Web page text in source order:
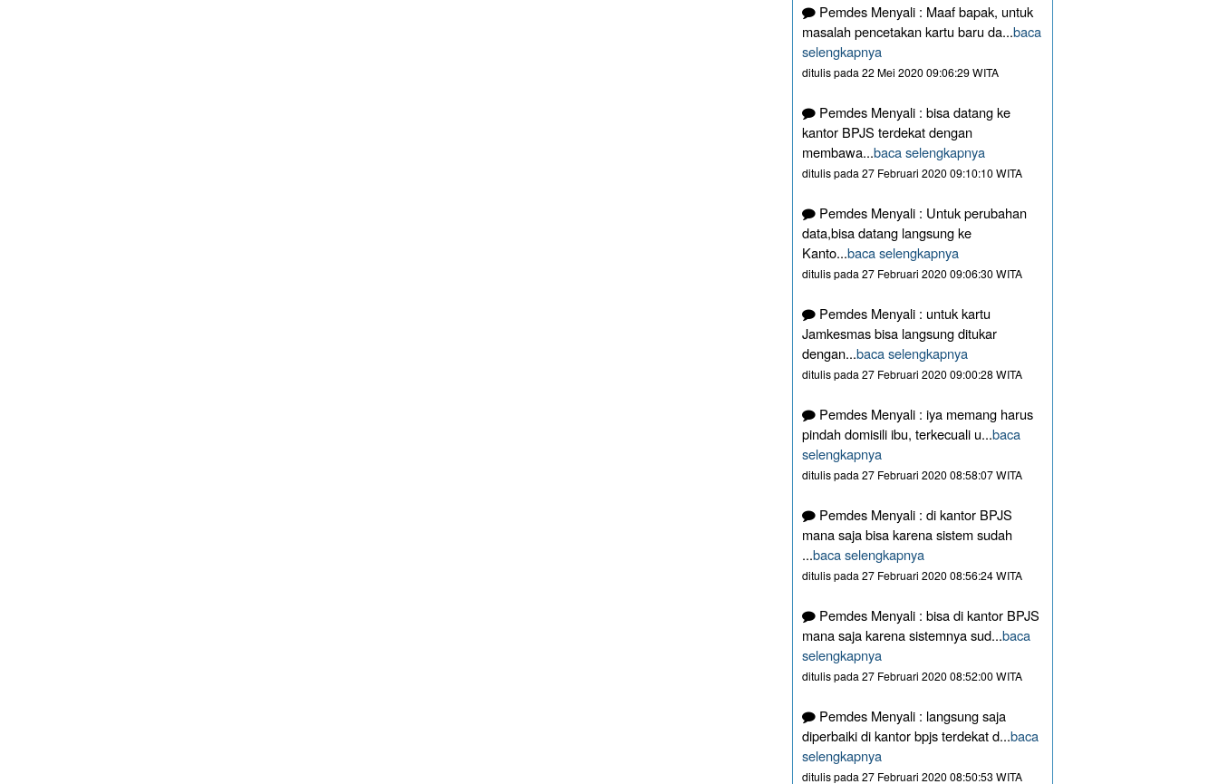
Pemdes Menyali : Maaf bapak, untuk
masalah pencetakan kartu baru da...baca
selengkapnya
ditulis pada 22 Mei 2020 09:06:29 WITA
Pemdes Menyali : bisa datang ke
kantor BPJS terdekat dengan
membawa...baca selengkapnya
ditulis pada 27 Februari 2020 09:10:10 WITA
Pemdes Menyali : Untuk perubahan
data,bisa datang langsung ke
Kanto...baca selengkapnya
ditulis pada 27 Februari 2020 09:06:30 WITA
Pemdes Menyali : untuk kartu
Jamkesmas bisa langsung ditukar
dengan...baca selengkapnya
ditulis pada 27 Februari 2020 09:00:28 WITA
Pemdes Menyali : iya memang harus
pindah domisili ibu, terkecuali u...baca
selengkapnya
ditulis pada 27 Februari 2020 08:58:07 WITA
Pemdes Menyali : di kantor BPJS
mana saja bisa karena sistem sudah
...baca selengkapnya
ditulis pada 27 Februari 2020 08:56:24 WITA
Pemdes Menyali : bisa di kantor BPJS
mana saja karena sistemnya sud...baca
selengkapnya
ditulis pada 27 Februari 2020 08:52:00 WITA
Pemdes Menyali : langsung saja
diperbaiki di kantor bpjs terdekat d...baca
selengkapnya
ditulis pada 27 Februari 2020 08:50:53 WITA